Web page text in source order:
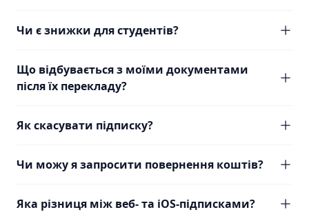
Чи є знижки для студентів?
Що відбувається з моїми документами
після їх перекладу?
Як скасувати підписку?
Чи можу я запросити повернення коштів?
Яка різниця між веб- та iOS-підписками?